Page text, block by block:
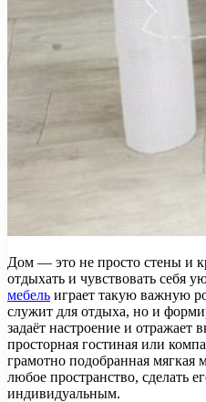
Дом — это не просто стены и
отдыхать и чувствовать себя
мебель играет такую важную
служит для отдыха, но и
задаёт настроение и отражает
просторная гостиная или
грамотно подобранная мягкая
любое пространство, сделать
индивидуальным.